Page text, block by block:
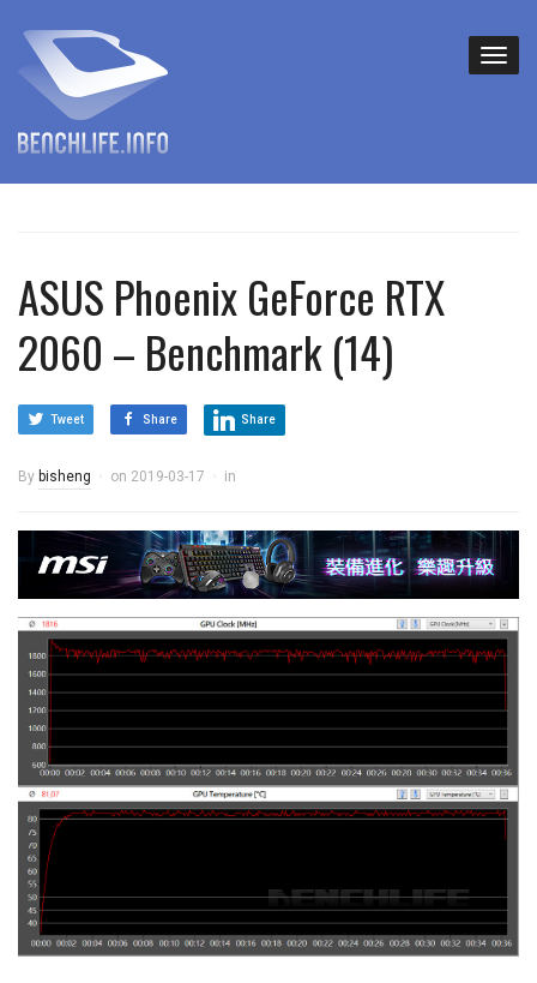
ASUS Phoenix GeForce RTX
2060 – Benchmark (14)
Tweet Share Share
By bisheng on 2019-03-17 in